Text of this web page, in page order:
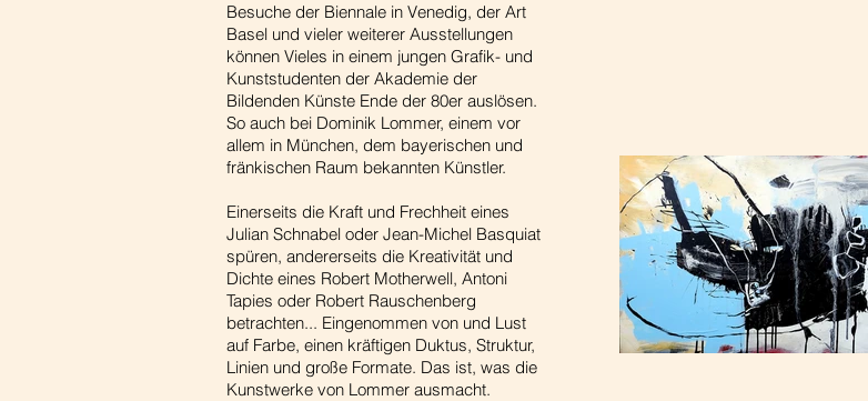
Besuche der Biennale in Venedig, der Art
Basel und vieler weiterer Ausstellungen
können Vieles in einem jungen Grafik- und
Kunststudenten der Akademie der
Bildenden Künste Ende der 80er auslösen.
So auch bei Dominik Lommer, einem vor
allem in München, dem bayerischen und
fränkischen Raum bekannten Künstler.
Einerseits die Kraft und Frechheit eines
Julian Schnabel oder Jean-Michel Basquiat
spüren, andererseits die Kreativität und
Dichte eines Robert Motherwell, Antoni
Tapies oder Robert Rauschenberg
betrachten... Eingenommen von und Lust
auf Farbe, einen kräftigen Duktus, Struktur,
Linien und große Formate. Das ist, was die
Kunstwerke von Lommer ausmacht.